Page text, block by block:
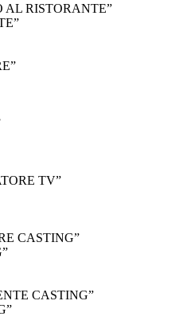
AL RISTORANTE”
”
TV”
CASTING”
CASTING”